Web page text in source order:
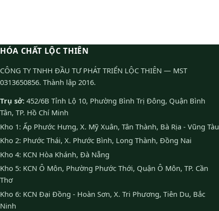
HÓA CHẤT LỘC THIÊN
CÔNG TY TNHH ĐẦU TƯ PHÁT TRIỂN LỘC THIÊN — MST
0313650856. Thành lập 2016.
Trụ sở: 452/6B Tỉnh Lộ 10, Phường Bình Trị Đông, Quận Bình
Tân, TP. Hồ Chí Minh
Kho 1: Ấp Phước Hưng, X. Mỹ Xuân, Tân Thành, Bà Rịa - Vũng Tàu
Kho 2: Phước Thái, X. Phước Bình, Long Thành, Đồng Nai
Kho 4: KCN Hòa Khánh, Đà Nẵng
Kho 5: KCN Ô Môn, Phường Phước Thới, Quận Ô Môn, TP. Cần
Thơ
Kho 6: KCN Đại Đồng - Hoàn Sơn, X. Tri Phương, Tiên Du, Bắc
Ninh